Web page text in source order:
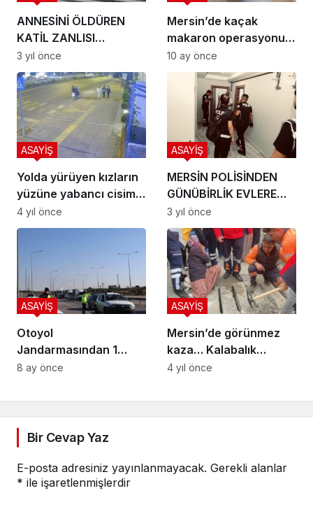
ANNESİNİ ÖLDÜREN
KATİL ZANLISI
YAKALANDI!
3 yıl önce
Mersin’de kaçak
makaron operasyonu:
2 gözaltı, on binlerce
ürüne el konuldu
10 ay önce
Yolda yürüyen kızların
yüzüne yabancı cisim
atıp kaçtılar
ASAYİŞ
4 yıl önce
MERSİN POLİSİNDEN
GÜNÜBİRLİK EVLERE
DENETİM
ASAYİŞ
3 yıl önce
Otoyol
Jandarmasından 1
Ayda Yoğun Denetim: 3
ASAYİŞ
8 ay önce
Mersin’de görünmez
kaza… Kalabalık
merakla kurtarma
ASAYİŞ
4 yıl önce
Bir Cevap Yaz
E-posta adresiniz yayınlanmayacak. Gerekli alanlar
* ile işaretlenmişlerdir